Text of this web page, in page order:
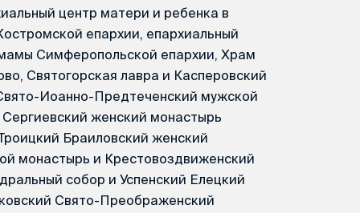
центр матери и ребенка в
епархии, епархиальный
Симферопольской епархии, Храм
Святогорская лавра и Касперовский
Иоанно-Предтеченский мужской
женский монастырь
Браиловский женский
монастырь и Крестовоздвиженский
собор и Успенский Елецкий
Свято-Преображенский